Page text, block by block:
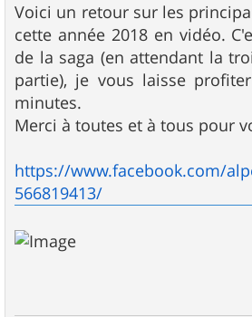
s
s
a
g
e
Voici un retour sur les
cette année 2018 en vidéo.
de la saga (en attendant la
partie), je vous laisse
minutes.
Merci à toutes et à tous pour
https://
566819413/